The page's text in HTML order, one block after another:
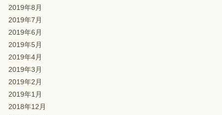
2019年8月
2019年7月
2019年6月
2019年5月
2019年4月
2019年3月
2019年2月
2019年1月
2018年12月